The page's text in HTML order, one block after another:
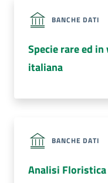
BANCHE DATI
Specie rare ed
italiana
BANCHE DATI
Analisi Floristica